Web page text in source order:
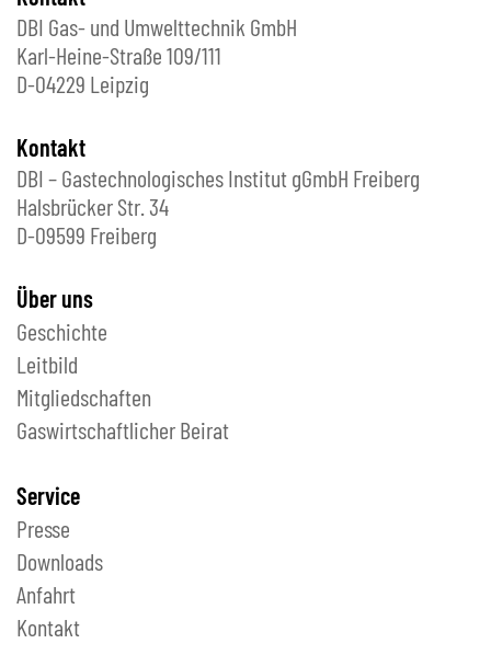
DBI Gas- und Umwelttechnik GmbH
Karl-Heine-Straße 109/111
D-04229 Leipzig
Kontakt
DBI – Gastechnologisches Institut gGmbH Freiberg
Halsbrücker Str. 34
D-09599 Freiberg
Über uns
Geschichte
Leitbild
Mitgliedschaften
Gaswirtschaftlicher Beirat
Service
Presse
Downloads
Anfahrt
Kontakt